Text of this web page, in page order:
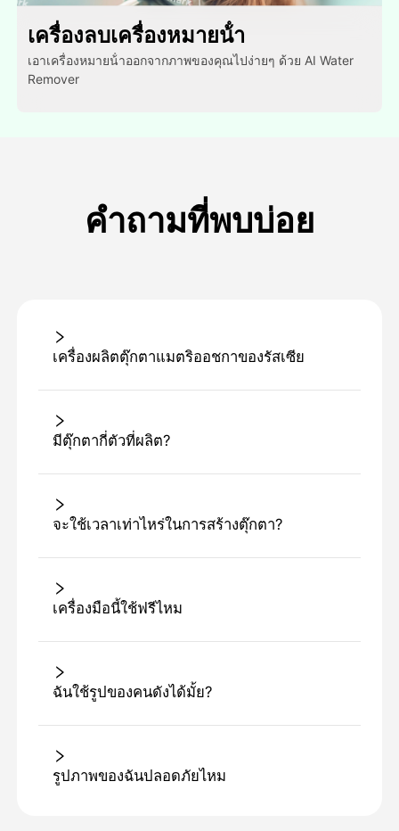
เครื่องลบเครื่องหมายน้ํา
เอาเครื่องหมายน้ําออกจากภาพของคุณไปง่ายๆ ด้วย AI Water
Remover
คำถามที่พบบ่อย
เครื่องผลิตตุ๊กตาแมตริออชกาของรัสเซีย
มีตุ๊กตากี่ตัวที่ผลิต?
จะใช้เวลาเท่าไหร่ในการสร้างตุ๊กตา?
เครื่องมือนี้ใช้ฟรีไหม
ฉันใช้รูปของคนดังได้มั้ย?
รูปภาพของฉันปลอดภัยไหม